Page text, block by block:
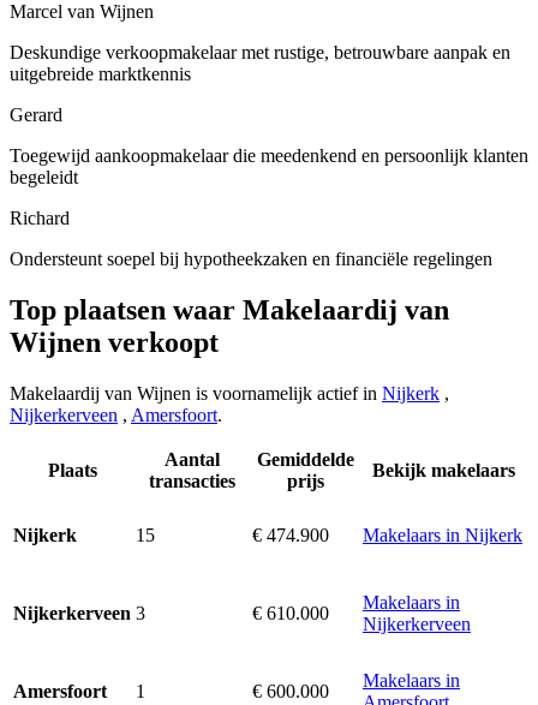
Marcel van Wijnen
Deskundige verkoopmakelaar met rustige, betrouwbare aanpak en
uitgebreide marktkennis
Gerard
Toegewijd aankoopmakelaar die meedenkend en persoonlijk klanten
begeleidt
Richard
Ondersteunt soepel bij hypotheekzaken en financiële regelingen
Top plaatsen waar Makelaardij van
Wijnen verkoopt
Makelaardij van Wijnen is voornamelijk actief in Nijkerk ,
Nijkerkerveen , Amersfoort.
Plaats
Aantal
transacties
Gemiddelde
prijs
Bekijk makelaars
Nijkerk 15 € 474.900 Makelaars in Nijkerk
Nijkerkerveen 3 € 610.000
Makelaars in
Nijkerkerveen
Amersfoort 1 € 600.000
Makelaars in